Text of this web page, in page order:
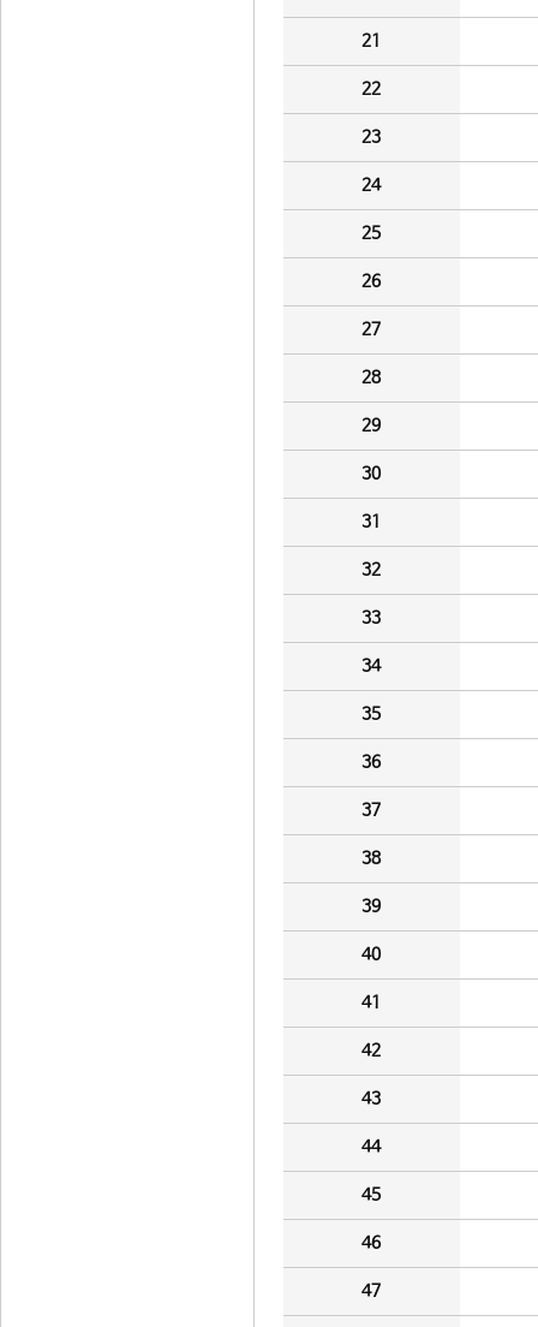
21
22
23
24
25
26
27
28
29
30
31
32
33
34
35
36
37
38
39
40
41
42
43
44
45
46
47